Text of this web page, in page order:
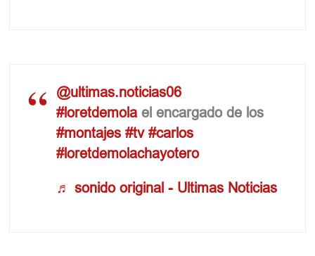
@ultimas.noticias06
#loretdemola el encargado de los
#montajes #tv #carlos
#loretdemolachayotero
♬ sonido original - Ultimas Noticias